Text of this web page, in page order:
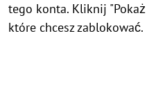
tego konta. Kliknij "Pokaż
które chcesz zablokować.